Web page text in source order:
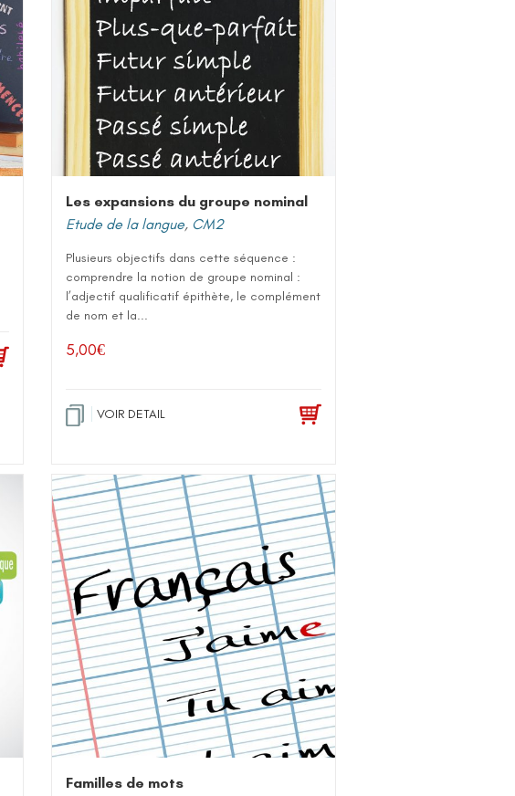
Les expansions du groupe nominal
Etude de la langue, CM2
Plusieurs objectifs dans cette séquence :
comprendre la notion de groupe nominal :
l’adjectif qualificatif épithète, le complément
de nom et la...
5,00€
VOIR DETAIL
Familles de mots